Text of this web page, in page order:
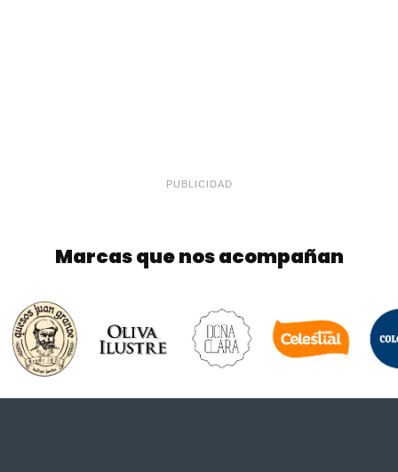
PUBLICIDAD
Marcas que nos acompañan